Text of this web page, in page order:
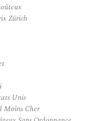
Zürich
Unis
Moins Cher